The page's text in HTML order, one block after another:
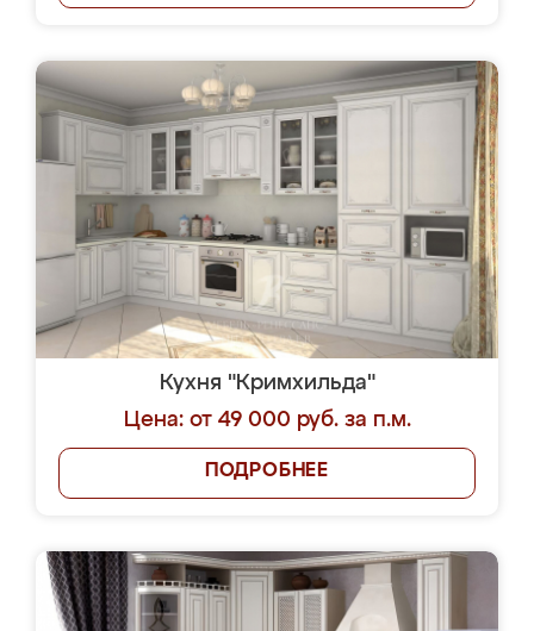
Кухня "Кримхильда"
Цена: от 49 000 руб. за п.м.
ПОДРОБНЕЕ